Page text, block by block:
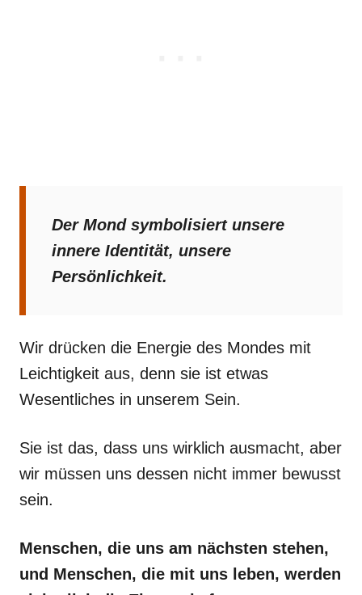
Der Mond symbolisiert unsere
innere Identität, unsere
Persönlichkeit.
Wir drücken die Energie des Mondes mit
Leichtigkeit aus, denn sie ist etwas
Wesentliches in unserem Sein.
Sie ist das, dass uns wirklich ausmacht, aber
wir müssen uns dessen nicht immer bewusst
sein.
Menschen, die uns am nächsten stehen,
und Menschen, die mit uns leben, werden